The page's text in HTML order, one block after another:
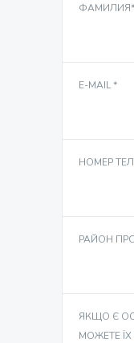
ФАМИЛИЯ*
E-MAIL *
НОМЕР
РАЙОН
ЯКЩО Є
МОЖЕТЕ